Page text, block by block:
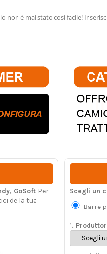
non è mai stato così facile!
GoSoft. Per
della tua
Scegli un
Barre
1.